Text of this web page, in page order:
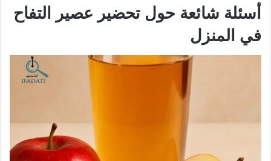
أسئلة شائعة حول تحضير عصير التفاح
في المنزل